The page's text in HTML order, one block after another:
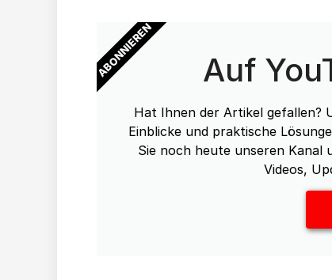
Auf
Hat Ihnen der Artikel gefallen?
Einblicke und praktische
Sie noch heute unseren Kanal
Videos,
ABONNIEREN